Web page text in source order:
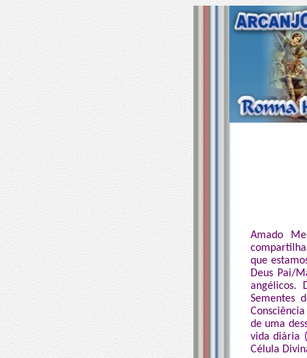
Amado
que
Deus Pai/
angélicos.
Sementes
de uma
vida diária
Célula